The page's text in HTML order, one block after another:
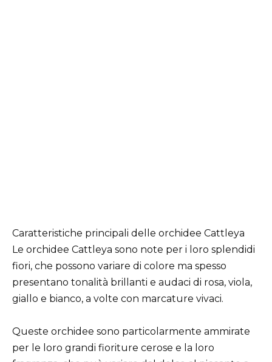
Caratteristiche principali delle orchidee Cattleya
Le orchidee Cattleya sono note per i loro splendidi
fiori, che possono variare di colore ma spesso
presentano tonalità brillanti e audaci di rosa, viola,
giallo e bianco, a volte con marcature vivaci.
Queste orchidee sono particolarmente ammirate
per le loro grandi fioriture cerose e la loro